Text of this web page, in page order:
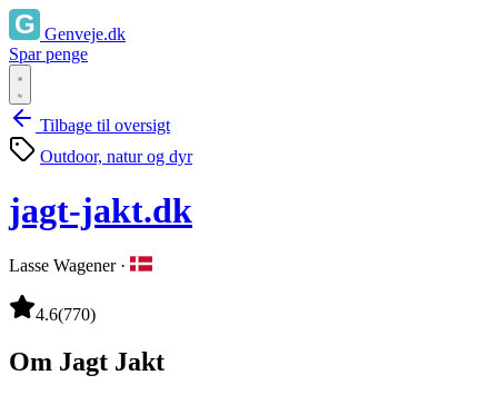
Genveje.dk
Spar penge
Tilbage til oversigt
Outdoor, natur og dyr
jagt-jakt.dk
Lasse Wagener ·
4.6(770)
Om Jagt Jakt